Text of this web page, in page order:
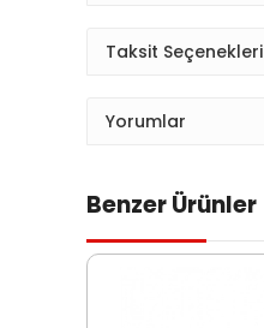
Taksit Seçenekleri
Yorumlar
Benzer Ürünler